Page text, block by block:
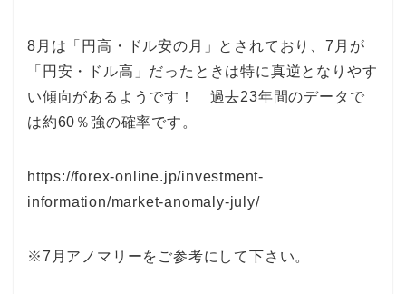
8月は「円高・ドル安の月」とされており、7月が
「円安・ドル高」だったときは特に真逆となりやす
い傾向があるようです！ 過去23年間のデータで
は約60％強の確率です。
https://forex-online.jp/investment-
information/market-anomaly-july/
※7月アノマリーをご参考にして下さい。